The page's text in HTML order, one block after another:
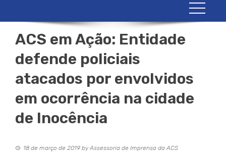
ACS em Ação: Entidade
defende policiais
atacados por envolvidos
em ocorrência na cidade
de Inocência
18 de março de 2019 byAssessoria de Imprensa da ACS